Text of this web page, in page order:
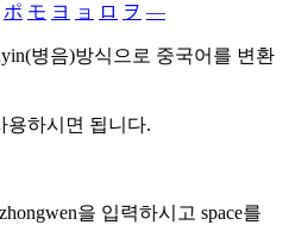
ポ モ ヨ ョ ロ ヲ ―
병음)방식으로 중국어를 변환
용하시면 됩니다.
zhongwen을 입력하시고 space를